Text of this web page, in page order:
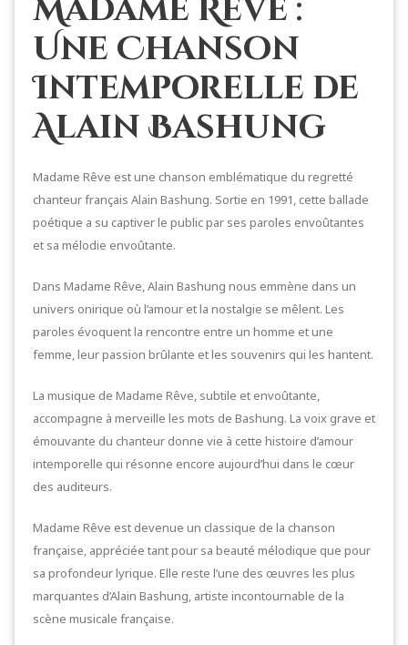
Madame Rêve :
Une Chanson
Intemporelle de
Alain Bashung
Madame Rêve est une chanson emblématique du regretté
chanteur français Alain Bashung. Sortie en 1991, cette ballade
poétique a su captiver le public par ses paroles envoûtantes
et sa mélodie envoûtante.
Dans Madame Rêve, Alain Bashung nous emmène dans un
univers onirique où l’amour et la nostalgie se mêlent. Les
paroles évoquent la rencontre entre un homme et une
femme, leur passion brûlante et les souvenirs qui les hantent.
La musique de Madame Rêve, subtile et envoûtante,
accompagne à merveille les mots de Bashung. La voix grave et
émouvante du chanteur donne vie à cette histoire d’amour
intemporelle qui résonne encore aujourd’hui dans le cœur
des auditeurs.
Madame Rêve est devenue un classique de la chanson
française, appréciée tant pour sa beauté mélodique que pour
sa profondeur lyrique. Elle reste l’une des œuvres les plus
marquantes d’Alain Bashung, artiste incontournable de la
scène musicale française.